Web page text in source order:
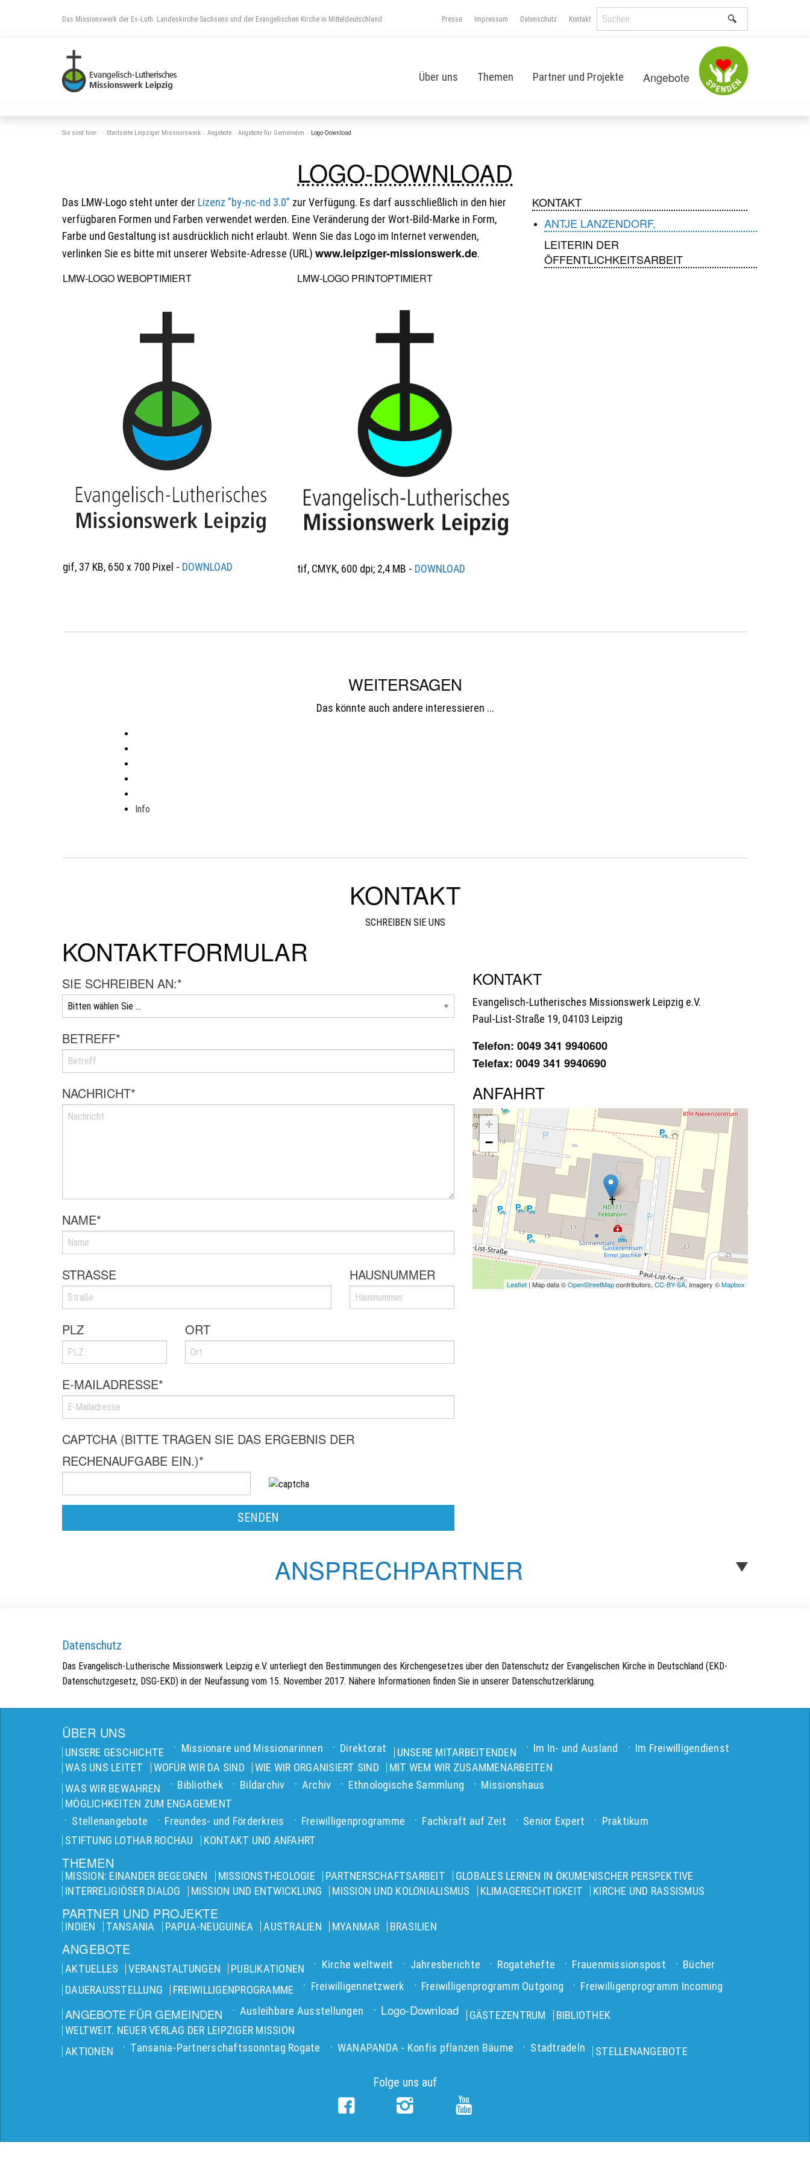
Das Missionswerk der Ev.-Luth. Landeskirche Sachsens und der Evangelischen Kirche in Mitteldeutschland Presse Impressum Datenschutz Kontakt
Über uns Themen Partner und Projekte Angebote
Sie sind hier: Startseite Leipziger Missionswerk Angebote Angebote für Gemeinden Logo-Download
LOGO-DOWNLOAD
Das LMW-Logo steht unter der Lizenz "by-nc-nd 3.0" zur Verfügung. Es darf ausschließlich in den hier
verfügbaren Formen und Farben verwendet werden. Eine Veränderung der Wort-Bild-Marke in Form,
Farbe und Gestaltung ist ausdrücklich nicht erlaubt. Wenn Sie das Logo im Internet verwenden,
verlinken Sie es bitte mit unserer Website-Adresse (URL) www.leipziger-missionswerk.de.
LMW-LOGO WEBOPTIMIERT
gif, 37 KB, 650 x 700 Pixel - DOWNLOAD
LMW-LOGO PRINTOPTIMIERT
tif, CMYK, 600 dpi; 2,4 MB - DOWNLOAD
KONTAKT
ANTJE LANZENDORF,
LEITERIN DER
ÖFFENTLICHKEITSARBEIT
WEITERSAGEN
Das könnte auch andere interessieren ...
Info
KONTAKT
SCHREIBEN SIE UNS
KONTAKTFORMULAR
SIE SCHREIBEN AN:*
BETREFF*
NACHRICHT*
NAME*
STRASSE HAUSNUMMER
PLZ ORT
E-MAILADRESSE*
CAPTCHA (BITTE TRAGEN SIE DAS ERGEBNIS DER
RECHENAUFGABE EIN.)*
KONTAKT
Evangelisch-Lutherisches Missionswerk Leipzig e.V.
Paul-List-Straße 19, 04103 Leipzig
Telefon: 0049 341 9940600
Telefax: 0049 341 9940690
ANFAHRT
+
−
Leaflet| Map data ©OpenStreetMapcontributors,CC-BY-SA, Imagery ©Mapbox
ANSPRECHPARTNER
Datenschutz
Das Evangelisch-Lutherische Missionswerk Leipzig e.V. unterliegt den Bestimmungen des Kirchengesetzes über den Datenschutz der Evangelischen Kirche in Deutschland (EKD-
Datenschutzgesetz, DSG-EKD) in der Neufassung vom 15. November 2017. Nähere Informationen finden Sie in unserer Datenschutzerklärung.
ÜBER UNS
UNSERE GESCHICHTE Missionare und Missionarinnen Direktorat UNSERE MITARBEITENDEN Im In- und Ausland
Im Freiwilligendienst
WAS UNS LEITET
WOFÜR WIR DA SIND WIE WIR ORGANISIERT SIND
MIT WEM WIR ZUSAMMENARBEITEN
WAS WIR BEWAHREN
Bibliothek Bildarchiv Archiv Ethnologische Sammlung
Missionshaus
MÖGLICHKEITEN ZUM ENGAGEMENT
Stellenangebote
Freundes- und Förderkreis Freiwilligenprogramme Fachkraft auf Zeit Senior Expert
Praktikum
STIFTUNG LOTHAR ROCHAU
KONTAKT UND ANFAHRT
THEMEN
MISSION: EINANDER BEGEGNEN MISSIONSTHEOLOGIE PARTNERSCHAFTSARBEIT
GLOBALES LERNEN IN ÖKUMENISCHER PERSPEKTIVE
INTERRELIGIÖSER DIALOG
MISSION UND ENTWICKLUNG MISSION UND KOLONIALISMUS KLIMAGERECHTIGKEIT KIRCHE UND RASSISMUS
PARTNER UND PROJEKTE
INDIEN TANSANIA PAPUA-NEUGUINEA AUSTRALIEN MYANMAR BRASILIEN
ANGEBOTE
AKTUELLES VERANSTALTUNGEN PUBLIKATIONEN Kirche weltweit Jahresberichte Rogatehefte Frauenmissionspost
Bücher
DAUERAUSSTELLUNG
FREIWILLIGENPROGRAMME Freiwilligennetzwerk Freiwilligenprogramm Outgoing Freiwilligenprogramm Incoming
ANGEBOTE FÜR GEMEINDEN Ausleihbare Ausstellungen Logo-Download GÄSTEZENTRUM
BIBLIOTHEK
WELTWEIT. NEUER VERLAG DER LEIPZIGER MISSION
AKTIONEN
Tansania-Partnerschaftssonntag Rogate WANAPANDA - Konfis pflanzen Bäume Stadtradeln STELLENANGEBOTE
Folge uns auf